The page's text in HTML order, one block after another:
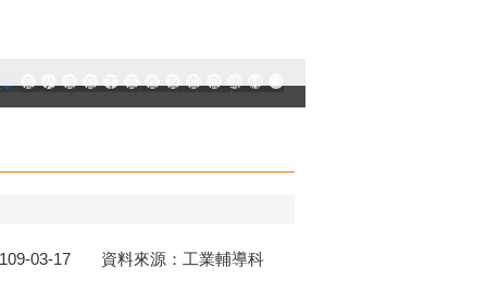
企業升級輔導網站
大港創艦
科技創新園區
記線上申辦系統
產業園區
高雄工業資訊平台
高雄本洲產業園區服務中心
公司、商業登記主題網
高雄市友善商家
高雄市政府經濟發展局-工業管線查詢系統
工業管線防災教育資訊網
高雄市綠能管理資訊整合系統平台 - 綠能資訊
高雄市綠能管理資訊整合系統平台 -
高雄淨零商轉服務平台
高雄招商網
高雄會展網
專刊『雄心.大誌』
雄心高飛 創新經典
「我的E政府」入口網
109-03-17 資料來源：工業輔導科